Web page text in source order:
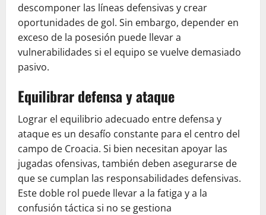
descomponer las líneas defensivas y crear
oportunidades de gol. Sin embargo, depender en
exceso de la posesión puede llevar a
vulnerabilidades si el equipo se vuelve demasiado
pasivo.
Equilibrar defensa y ataque
Lograr el equilibrio adecuado entre defensa y
ataque es un desafío constante para el centro del
campo de Croacia. Si bien necesitan apoyar las
jugadas ofensivas, también deben asegurarse de
que se cumplan las responsabilidades defensivas.
Este doble rol puede llevar a la fatiga y a la
confusión táctica si no se gestiona